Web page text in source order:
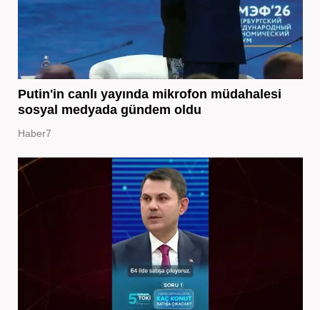
Putin'in canlı yayında mikrofon müdahalesi
sosyal medyada gündem oldu
Haber7